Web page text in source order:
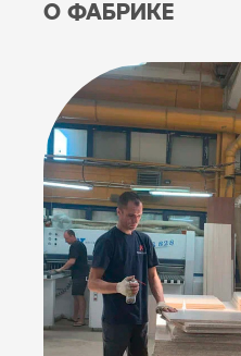
О ФАБРИКЕ